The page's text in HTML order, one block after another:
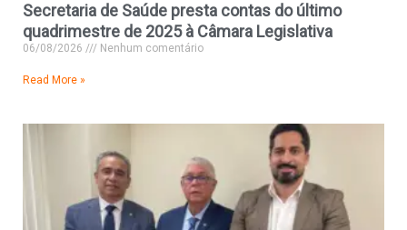
Secretaria de Saúde presta contas do último
quadrimestre de 2025 à Câmara Legislativa
06/08/2026 Nenhum comentário
Read More »